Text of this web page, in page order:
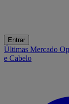
Entrar
Últimas Mercado
e Cabelo